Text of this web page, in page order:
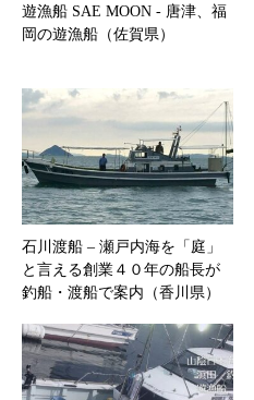
遊漁船 SAE MOON ‐ 唐津、福
岡の遊漁船（佐賀県）
石川渡船 – 瀬戸内海を「庭」
と言える創業４０年の船長が
釣船・渡船で案内（香川県）